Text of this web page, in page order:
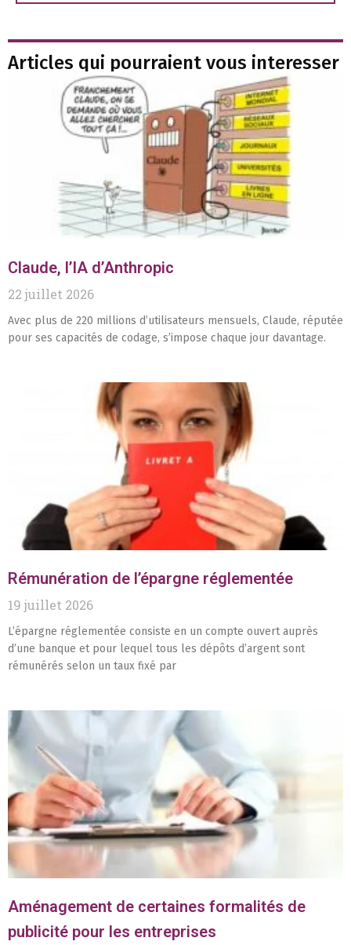
Articles qui pourraient vous interesser
Claude, l’IA d’Anthropic
22 juillet 2026
Avec plus de 220 millions d’utilisateurs mensuels, Claude, réputée
pour ses capacités de codage, s’impose chaque jour davantage.
Rémunération de l’épargne réglementée
19 juillet 2026
L’épargne réglementée consiste en un compte ouvert auprès
d’une banque et pour lequel tous les dépôts d’argent sont
rémunérés selon un taux fixé par
Aménagement de certaines formalités de
publicité pour les entreprises